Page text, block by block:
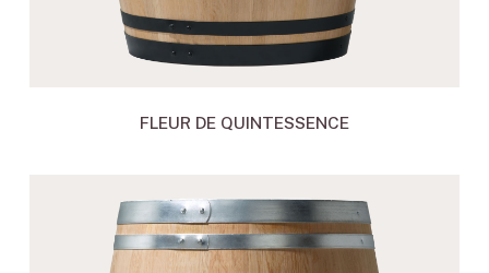
FLEUR DE QUINTESSENCE